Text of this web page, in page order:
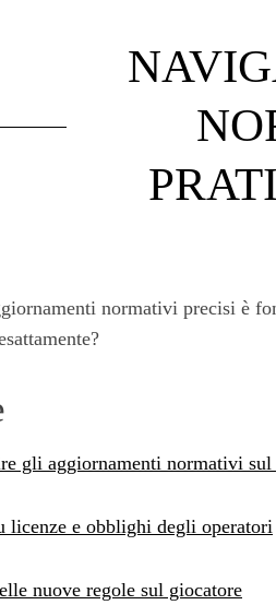
normativi precisi è
gli aggiornamenti normativi
licenze e obblighi degli operatori
nuove regole sul giocatore